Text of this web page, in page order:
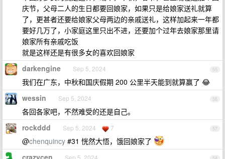
庆节，父母二人的生日都要回娘家，如果只是给娘家送礼就算
了，更甚者还要给娘家父母两边的亲戚送礼，这样加起来一年都
要好几万了，小家庭这里只出不进，还要加个过年去娘家那里请
娘家所有亲戚吃饭
就是这样还是有很多女的喜欢回娘家
55
darkengine Sep 5, 2024
我们在广东，中秋和国庆假期 200 公里半天能到就算赢了 😂
56
wessin Sep 5, 2024
各回各家吧，不然难受的还是自己。
57
rockddd Sep 5, 2024 7
@chenquincy #31 恍然大悟，饿回娘家了
crazycen Sep 5, 2024